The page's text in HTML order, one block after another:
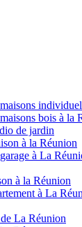
bois à la
de jardin
à la Réunion
à La
à la Réunion
à La
La Réunion